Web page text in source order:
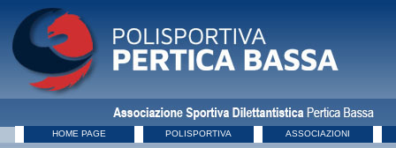
HOME PAGE POLISPORTIVA ASSOCIAZIONI